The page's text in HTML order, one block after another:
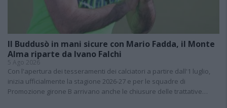
Il Buddusò in mani sicure con Mario Fadda, il Monte
Alma riparte da Ivano Falchi
5 Ago 2026
Con l'apertura dei tesseramenti dei calciatori a partire dall'1 luglio,
inizia ufficialmente la stagione 2026-27 e per le squadre di
Promozione girone B arrivano anche le chiusure delle trattative…